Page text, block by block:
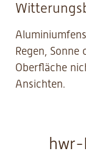
Regen, Sonne
Oberfläche
Ansichten.